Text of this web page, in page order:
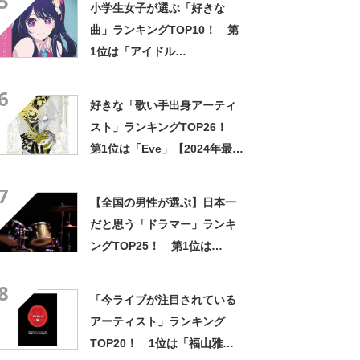
小学生女子が選ぶ「好きな
曲」ランキングTOP10！ 第
1位は「アイドル
好きな「歌い手出身アーティ
スト」ランキングTOP26！
第1位は「Eve」【2024年最新
【全国の男性が選ぶ】日本一
だと思う「ドラマー」ランキ
ングTOP25！ 第1位は
「今ライブが注目されている
アーティスト」ランキング
TOP20！ 1位は「福山雅